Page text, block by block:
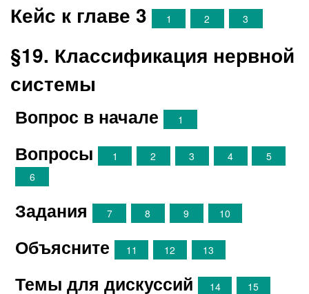
Кейс к главе 3 1 2 3
§19. Классификация нервной
системы
Вопрос в начале 1
Вопросы 1 2 3 4
5
6
Задания 7 8 9 10
Объясните 11 12 13
Темы для дискуссий 14 15